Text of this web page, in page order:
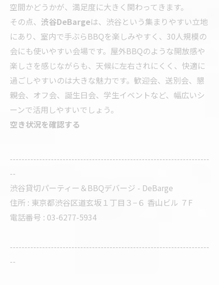
空間かどうかが、満足度に大きく関わってきます。
その点、 渋谷DeBargeは、渋谷という集まりやすい立地
にあり、室内で手ぶらBBQを楽しみやすく、30人規模の
会にも使いやすい会場です。屋外BBQのような開放感や
楽しさを感じながらも、天候に左右されにくく、快適に
過ごしやすいのは大きな魅力です。歓迎会、送別会、懇
親会、オフ会、誕生日会、学生イベントなど、幅広いシ
ーンで活用しやすいでしょう。
空き状況を確認する
--------------------------------------------------------------------
--
渋谷貸切パーティー＆BBQデバージ - DeBarge
住所 : 東京都渋谷区道玄坂１丁目３−６ 香山ビル ７F
電話番号 : 03-6277-5934
--------------------------------------------------------------------
--